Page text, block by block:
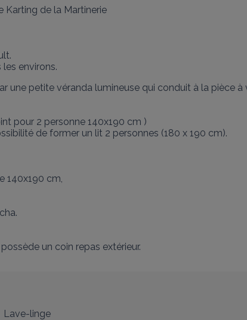
Karting de la Martinerie
environs.
une petite véranda lumineuse qui conduit à la pièce
pour 2 personne 140x190 cm )
de former un lit 2 personnes (180 x 190 cm).
140x190 cm,
un coin repas extérieur.
Lave-linge